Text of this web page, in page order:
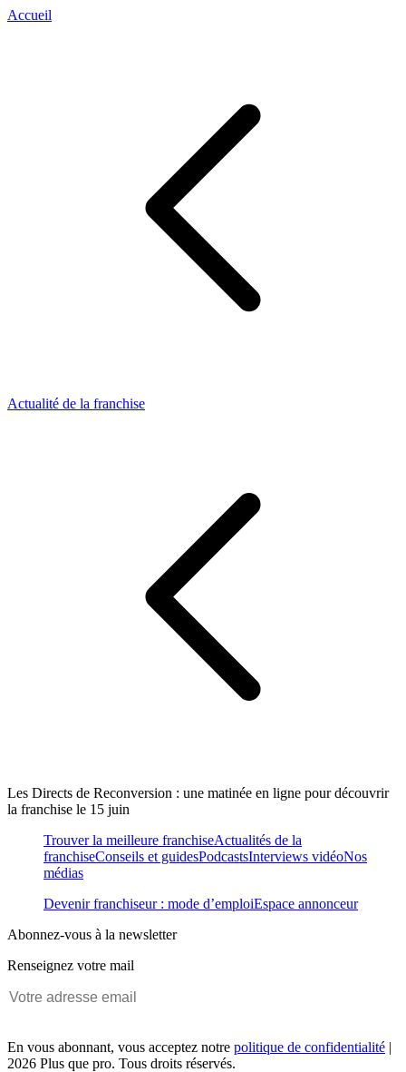
Accueil
Actualité de la franchise
Les Directs de Reconversion : une matinée en ligne pour découvrir
la franchise le 15 juin
Trouver la meilleure franchiseActualités de la
franchiseConseils et guidesPodcastsInterviews vidéoNos
médias
Devenir franchiseur : mode d’emploiEspace annonceur
Abonnez-vous à la newsletter
Renseignez votre mail
En vous abonnant, vous acceptez notre politique de confidentialité |
2026 Plus que pro. Tous droits réservés.